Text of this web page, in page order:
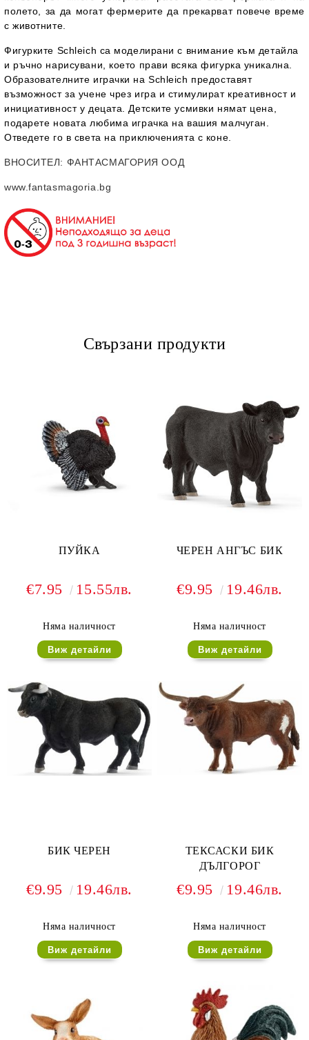
полето, за да могат фермерите да прекарват повече време
с животните.
Фигурките Schleich са моделирани с внимание към детайла
и ръчно нарисувани, което прави всяка фигурка уникална.
Образователните играчки на Schleich предоставят
възможност за учене чрез игра и стимулират креативност и
инициативност у децата. Детските усмивки нямат цена,
подарете новата любима играчка на вашия малчуган.
Отведете го в света на приключенията с коне.
ВНОСИТЕЛ: ФАНТАСМАГОРИЯ ООД
www.fantasmagoria.bg
Свързани продукти
ПУЙКА
€7.95 15.55лв.
Няма наличност
Виж детайли
ЧЕРЕН АНГЪС БИК
€9.95 19.46лв.
Няма наличност
Виж детайли
БИК ЧЕРЕН
€9.95 19.46лв.
Няма наличност
Виж детайли
ТЕКСАСКИ БИК
ДЪЛГОРОГ
€9.95 19.46лв.
Няма наличност
Виж детайли